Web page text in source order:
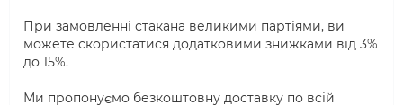
При замовленні стакана великими партіями, ви
можете скористатися додатковими знижками від 3%
до 15%.
Ми пропонуємо безкоштовну доставку по всій